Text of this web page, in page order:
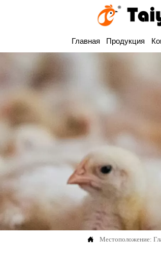
Главная Продукция
 Местоположение: